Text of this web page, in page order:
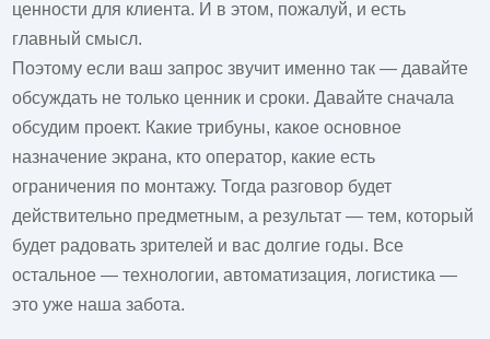
ценности для клиента. И в этом, пожалуй, и есть
главный смысл.
Поэтому если ваш запрос звучит именно так — давайте
обсуждать не только ценник и сроки. Давайте сначала
обсудим проект. Какие трибуны, какое основное
назначение экрана, кто оператор, какие есть
ограничения по монтажу. Тогда разговор будет
действительно предметным, а результат — тем, который
будет радовать зрителей и вас долгие годы. Все
остальное — технологии, автоматизация, логистика —
это уже наша забота.